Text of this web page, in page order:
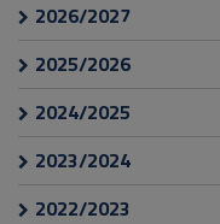
2026/2027
2025/2026
2024/2025
2023/2024
2022/2023